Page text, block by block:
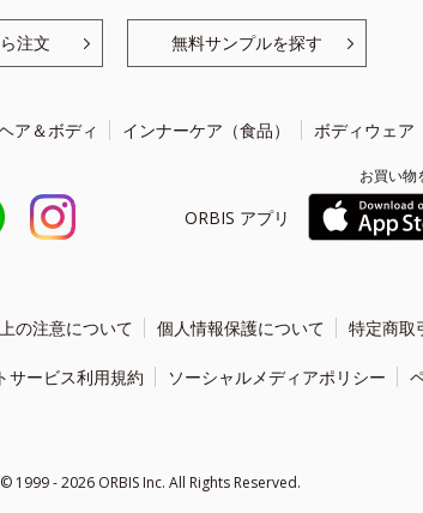
注文 無料サンプルを探す
ア＆ボディ インナーケア（食品） ボディウェア
ORBIS アプリ
お買い物
の注意について 個人情報保護について 特定商取
サービス利用規約 ソーシャルメディアポリシー
© 1999 - 2026 ORBIS Inc. All Rights Reserved.